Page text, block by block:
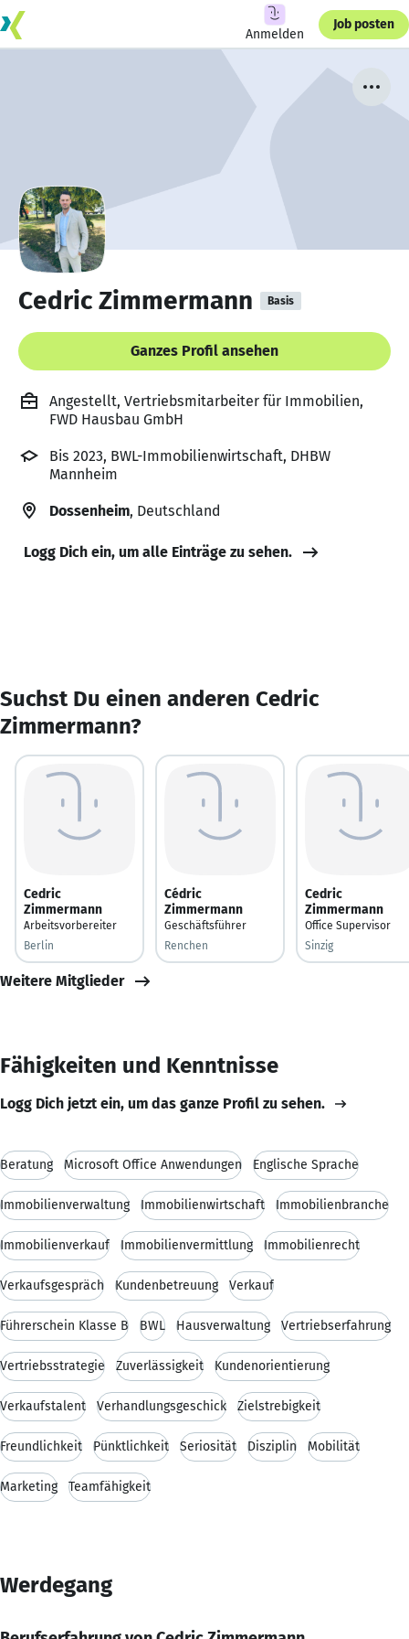
Anmelden
Job posten
Cedric Zimmermann Basis
Ganzes Profil ansehen
Angestellt, Vertriebsmitarbeiter für Immobilien,
FWD Hausbau GmbH
Bis 2023, BWL-Immobilienwirtschaft, DHBW
Mannheim
Dossenheim, Deutschland
Logg Dich ein, um alle Einträge zu sehen.
Suchst Du einen anderen Cedric
Zimmermann?
Cedric
Zimmermann
Arbeitsvorbereiter
Berlin
Cédric
Zimmermann
Geschäftsführer
Renchen
Cedric
Zimmermann
Office Supervisor
Sinzig
Weitere Mitglieder
Fähigkeiten und Kenntnisse
Logg Dich jetzt ein, um das ganze Profil zu sehen.
Beratung Microsoft Office Anwendungen Englische Sprache
Immobilienverwaltung Immobilienwirtschaft Immobilienbranche
Immobilienverkauf Immobilienvermittlung Immobilienrecht
Verkaufsgespräch Kundenbetreuung Verkauf
Führerschein Klasse B BWL Hausverwaltung Vertriebserfahrung
Vertriebsstrategie Zuverlässigkeit Kundenorientierung
Verkaufstalent Verhandlungsgeschick Zielstrebigkeit
Freundlichkeit Pünktlichkeit Seriosität Disziplin Mobilität
Marketing Teamfähigkeit
Werdegang